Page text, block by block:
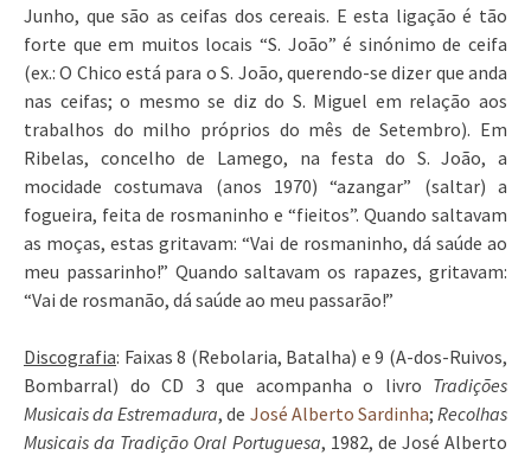
Junho, que são as ceifas dos cereais. E esta ligação é tão
forte que em muitos locais “S. João” é sinónimo de ceifa
(ex.: O Chico está para o S. João, querendo-se dizer que anda
nas ceifas; o mesmo se diz do S. Miguel em relação aos
trabalhos do milho próprios do mês de Setembro). Em
Ribelas, concelho de Lamego, na festa do S. João, a
mocidade costumava (anos 1970) “azangar” (saltar) a
fogueira, feita de rosmaninho e “fieitos”. Quando saltavam
as moças, estas gritavam: “Vai de rosmaninho, dá saúde ao
meu passarinho!” Quando saltavam os rapazes, gritavam:
“Vai de rosmanão, dá saúde ao meu passarão!”
Discografia: Faixas 8 (Rebolaria, Batalha) e 9 (A-dos-Ruivos,
Bombarral) do CD 3 que acompanha o livro Tradições
Musicais da Estremadura, de José Alberto Sardinha;Recolhas
Musicais da Tradição Oral Portuguesa, 1982, de José Alberto